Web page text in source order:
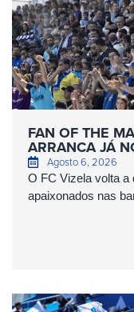
FAN OF THE
ARRANCA JÁ
Agosto 6, 2026
O FC Vizela volta a
apaixonados nas